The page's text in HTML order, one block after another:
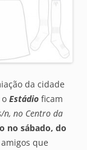
da cidade
o Estádio ficam
n, no Centro da
no sábado, do
que